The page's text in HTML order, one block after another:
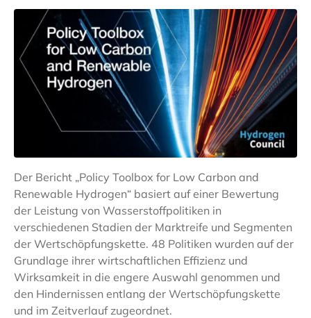
Der Bericht „Policy Toolbox for Low Carbon and
Renewable Hydrogen“ basiert auf einer Bewertung
der Leistung von Wasserstoffpolitiken in
verschiedenen Stadien der Marktreife und Segmenten
der Wertschöpfungskette. 48 Politiken wurden auf der
Grundlage ihrer wirtschaftlichen Effizienz und
Wirksamkeit in die engere Auswahl genommen und
den Hindernissen entlang der Wertschöpfungskette
und im Zeitverlauf zugeordnet.